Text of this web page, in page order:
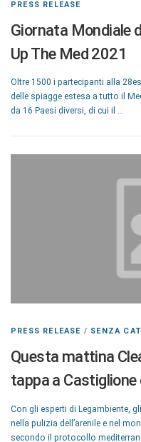
PRESS RELEASE
Giornata Mondiale
Up The Med 2021
Oltre 1500 i partecipanti alla
delle spiagge estesa a tutto il
da 16 Paesi diversi, di cui il …
PRESS RELEASE / SENZA
Questa mattina
tappa a Castiglione
Con gli esperti di Legambiente,
nella pulizia dell’arenile e nel
secondo il protocollo